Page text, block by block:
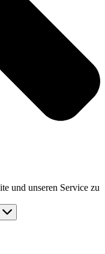
und unseren Service zu